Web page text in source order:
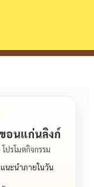
อนแก่นลิงก์
โปรโมตกิจกรรม
แนะนำภายในวัน